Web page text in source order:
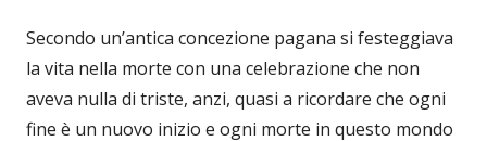
Secondo un’antica concezione pagana si festeggiava
la vita nella morte con una celebrazione che non
aveva nulla di triste, anzi, quasi a ricordare che ogni
fine è un nuovo inizio e ogni morte in questo mondo